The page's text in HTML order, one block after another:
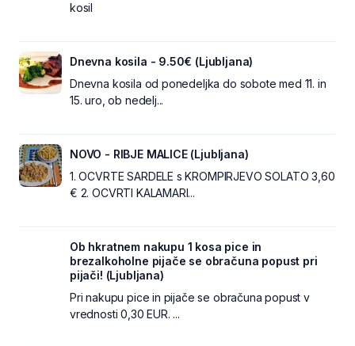
kosil
Dnevna kosila - 9.50€ (Ljubljana)
Dnevna kosila od ponedeljka do sobote med 11. in
15. uro, ob nedelj...
NOVO - RIBJE MALICE (Ljubljana)
1. OCVRTE SARDELE s KROMPIRJEVO SOLATO 3,60
€ 2. OCVRTI KALAMARI...
Ob hkratnem nakupu 1 kosa pice in
brezalkoholne pijače se obračuna popust pri
pijači! (Ljubljana)
Pri nakupu pice in pijače se obračuna popust v
vrednosti 0,30 EUR. ...